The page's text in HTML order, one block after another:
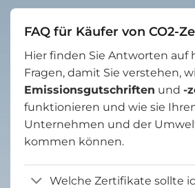
FAQ für Käufer von CO2-
Hier finden Sie Antworten auf
Fragen, damit Sie verstehen,
Emissionsgutschriften und -
funktionieren und wie sie
Unternehmen und der
kommen können.
Welche Zertifikate sollte